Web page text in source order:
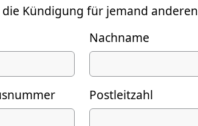
Kündigung für jemand anderen
Nachname
Postleitzahl